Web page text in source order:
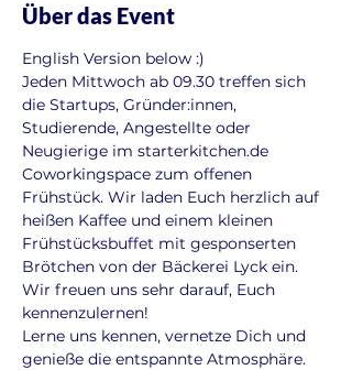
Über das Event
English Version below :)
Jeden Mittwoch ab 09.30 treffen sich
die Startups, Gründer:innen,
Studierende, Angestellte oder
Neugierige im starterkitchen.de
Coworkingspace zum offenen
Frühstück. Wir laden Euch herzlich auf
heißen Kaffee und einem kleinen
Frühstücksbuffet mit gesponserten
Brötchen von der Bäckerei Lyck ein.
Wir freuen uns sehr darauf, Euch
kennenzulernen!
Lerne uns kennen, vernetze Dich und
genieße die entspannte Atmosphäre.